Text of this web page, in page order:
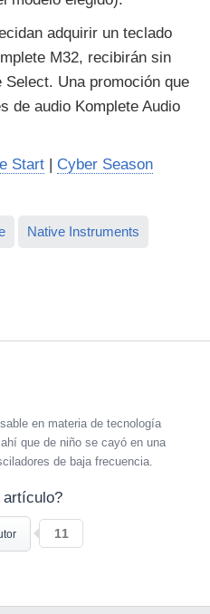
adquirir un teclado
M32, recibirán sin
Una promoción que
de audio Komplete Audio
Start | Cyber Season
Native Instruments
en materia de tecnología
que de niño se cayó en una
de baja frecuencia.
artículo?
11